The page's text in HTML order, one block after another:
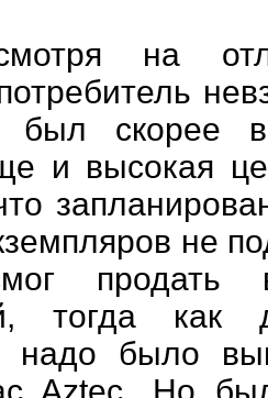
на
скорее
и высокая
не
продать
тогда как
надо было